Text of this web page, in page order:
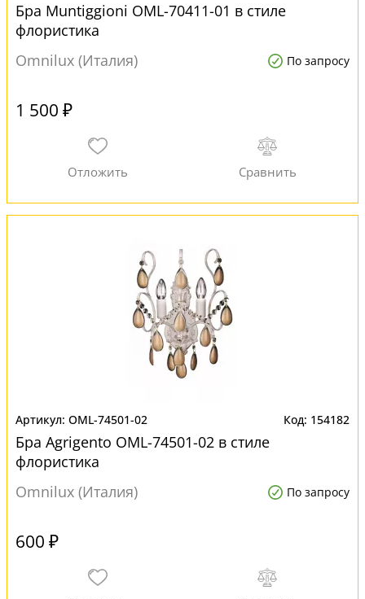
Бра Muntiggioni OML-70411-01 в стиле
флористика
Omnilux (Италия)
По запросу
1 500 ₽
OML-74501-02 154182
Бра Agrigento OML-74501-02 в стиле
флористика
Omnilux (Италия)
По запросу
600 ₽